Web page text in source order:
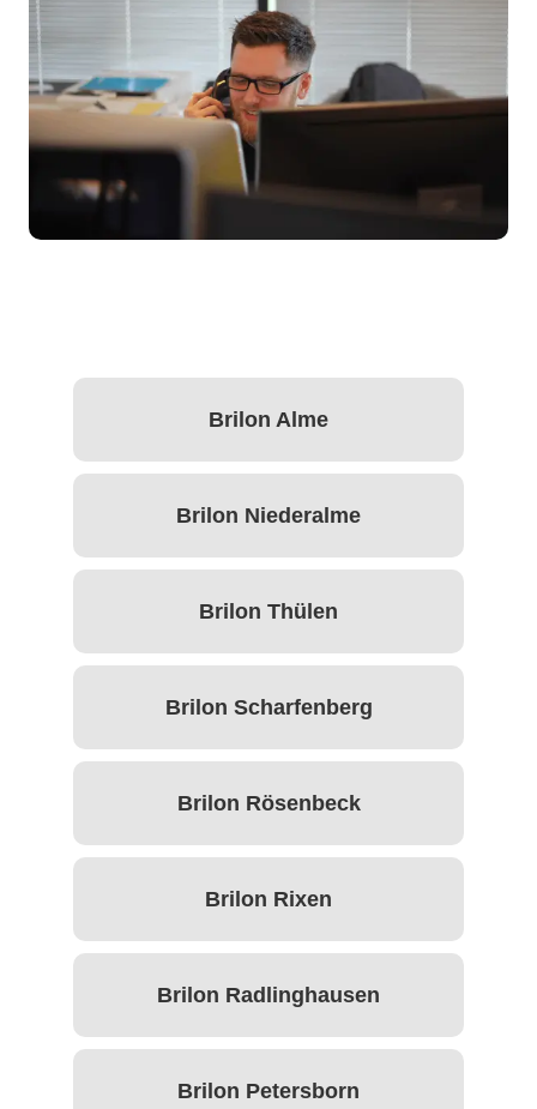
Brilon Alme
Brilon Niederalme
Brilon Thülen
Brilon Scharfenberg
Brilon Rösenbeck
Brilon Rixen
Brilon Radlinghausen
Brilon Petersborn